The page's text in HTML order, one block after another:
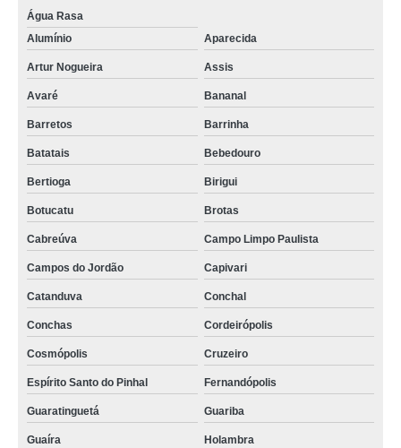
Água Rasa
Alumínio
Aparecida
Artur Nogueira Assis
Avaré Bananal
Barretos Barrinha
Batatais Bebedouro
Bertioga Birigui
Botucatu Brotas
Cabreúva Campo Limpo Paulista
Campos do Jordão Capivari
Catanduva Conchal
Conchas Cordeirópolis
Cosmópolis Cruzeiro
Espírito Santo do Pinhal Fernandópolis
Guaratinguetá Guariba
Guaíra Holambra